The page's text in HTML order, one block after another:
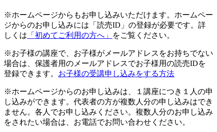
※ホームページからもお申し込みいただけます。ホームペー
ジからのお申し込みには「読売ID」の登録が必要です。詳
しくは 「初めてご利用の方へ」 をご覧ください。
※お子様の講座で、お子様がメールアドレスをお持ちでない
場合は、保護者用のメールアドレスでお子様用の読売IDを
登録できます。 お子様の受講申し込みをする方法
※ホームページからのお申し込みは、１講座につき１人の申
し込みができます。代表者の方が複数人分の申し込みはでき
ません。各人でお申し込みください。複数人分のお申し込み
をされたい場合は、お電話でお問い合わせください。